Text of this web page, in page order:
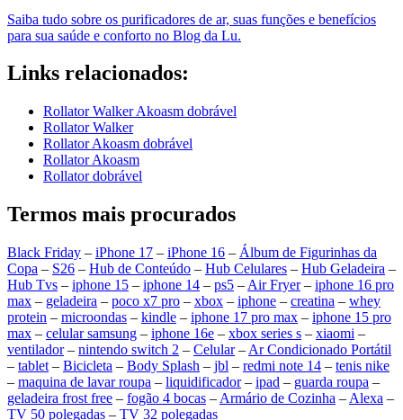
Saiba tudo sobre os purificadores de ar, suas funções e benefícios
para sua saúde e conforto no Blog da Lu.
Links relacionados:
Rollator Walker Akoasm dobrável
Rollator Walker
Rollator Akoasm dobrável
Rollator Akoasm
Rollator dobrável
Termos mais procurados
Black Friday – iPhone 17 – iPhone 16 – Álbum de Figurinhas da
Copa – S26 – Hub de Conteúdo – Hub Celulares – Hub Geladeira –
Hub Tvs – iphone 15 – iphone 14 – ps5 – Air Fryer– iphone 16 pro
max – geladeira – poco x7 pro – xbox – iphone – creatina – whey
protein – microondas – kindle – iphone 17 pro max – iphone 15 pro
max – celular samsung – iphone 16e – xbox series s – xiaomi –
ventilador– nintendo switch 2 – Celular– Ar Condicionado Portátil
– tablet – Bicicleta – Body Splash – jbl – redmi note 14 – tenis nike
– maquina de lavar roupa – liquidificador– ipad – guarda roupa –
geladeira frost free – fogão 4 bocas – Armário de Cozinha – Alexa –
TV 50 polegadas – TV 32 polegadas